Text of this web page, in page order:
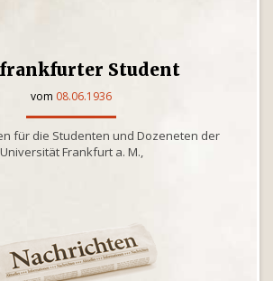
Student
vom 08.06.1936
für die Studenten und Dozeneten der
Universität Frankfurt a. M.,